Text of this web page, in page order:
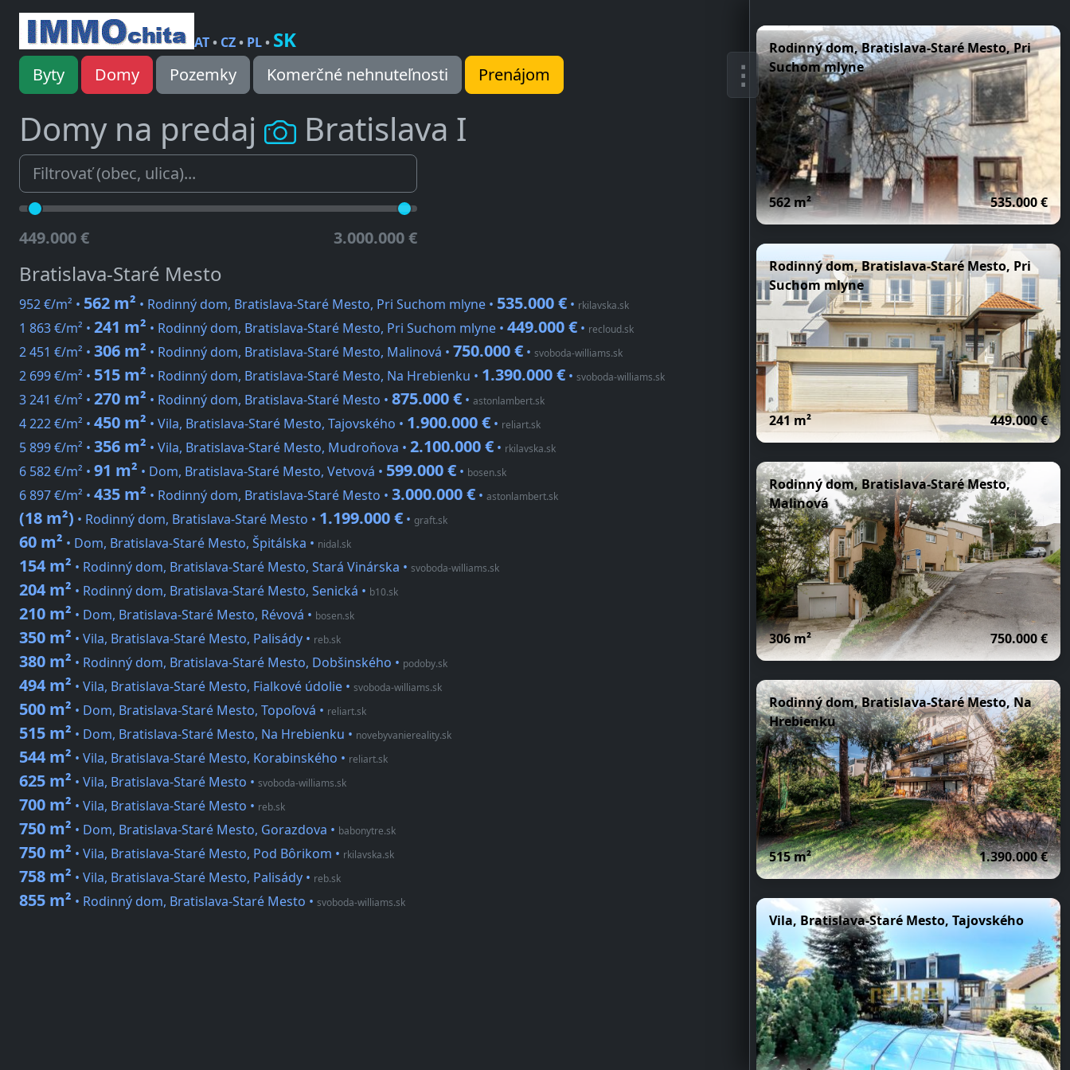
AT• CZ• PL• SK
Byty Domy Pozemky Komerčné nehnuteľnosti Prenájom
Domy na predaj Bratislava I
449.000 € 3.000.000 €
Bratislava-Staré Mesto
952 €/m² • 562 m² • Rodinný dom, Bratislava-Staré Mesto, Pri Suchom mlyne • 535.000 € • rkilavska.sk
1 863 €/m² • 241 m² • Rodinný dom, Bratislava-Staré Mesto, Pri Suchom mlyne • 449.000 € • recloud.sk
2 451 €/m² • 306 m² • Rodinný dom, Bratislava-Staré Mesto, Malinová • 750.000 € • svoboda-williams.sk
2 699 €/m² • 515 m² • Rodinný dom, Bratislava-Staré Mesto, Na Hrebienku • 1.390.000 € • svoboda-williams.sk
3 241 €/m² • 270 m² • Rodinný dom, Bratislava-Staré Mesto • 875.000 € • astonlambert.sk
4 222 €/m² • 450 m² • Vila, Bratislava-Staré Mesto, Tajovského • 1.900.000 € • reliart.sk
5 899 €/m² • 356 m² • Vila, Bratislava-Staré Mesto, Mudroňova • 2.100.000 € • rkilavska.sk
6 582 €/m² • 91 m² • Dom, Bratislava-Staré Mesto, Vetvová • 599.000 € • bosen.sk
6 897 €/m² • 435 m² • Rodinný dom, Bratislava-Staré Mesto • 3.000.000 € • astonlambert.sk
(18 m²) • Rodinný dom, Bratislava-Staré Mesto • 1.199.000 € • graft.sk
60 m² • Dom, Bratislava-Staré Mesto, Špitálska • nidal.sk
154 m² • Rodinný dom, Bratislava-Staré Mesto, Stará Vinárska • svoboda-williams.sk
204 m² • Rodinný dom, Bratislava-Staré Mesto, Senická • b10.sk
210 m² • Dom, Bratislava-Staré Mesto, Révová • bosen.sk
350 m² • Vila, Bratislava-Staré Mesto, Palisády • reb.sk
380 m² • Rodinný dom, Bratislava-Staré Mesto, Dobšinského • podoby.sk
494 m² • Vila, Bratislava-Staré Mesto, Fialkové údolie • svoboda-williams.sk
500 m² • Dom, Bratislava-Staré Mesto, Topoľová • reliart.sk
515 m² • Dom, Bratislava-Staré Mesto, Na Hrebienku • novebyvaniereality.sk
544 m² • Vila, Bratislava-Staré Mesto, Korabinského • reliart.sk
625 m² • Vila, Bratislava-Staré Mesto • svoboda-williams.sk
700 m² • Vila, Bratislava-Staré Mesto • reb.sk
750 m² • Dom, Bratislava-Staré Mesto, Gorazdova • babonytre.sk
750 m² • Vila, Bratislava-Staré Mesto, Pod Bôrikom • rkilavska.sk
758 m² • Vila, Bratislava-Staré Mesto, Palisády • reb.sk
855 m² • Rodinný dom, Bratislava-Staré Mesto • svoboda-williams.sk